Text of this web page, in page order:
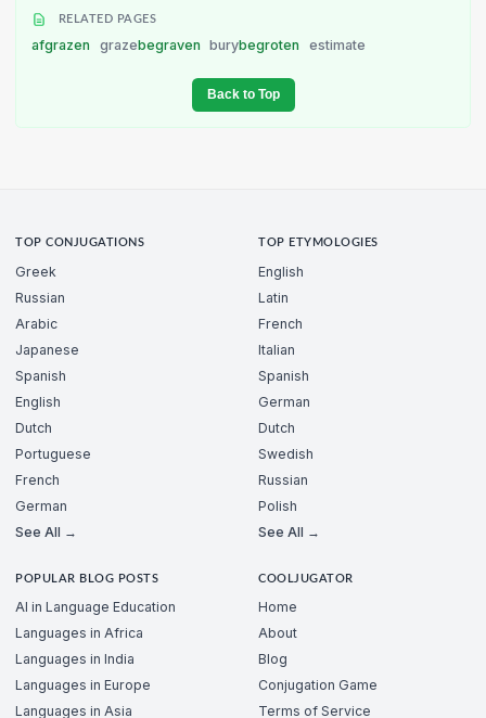
RELATED PAGES
afgrazen grazebegraven burybegroten estimate
Back to Top
TOP CONJUGATIONS
Greek
Russian
Arabic
Japanese
Spanish
English
Dutch
Portuguese
French
German
See All →
TOP ETYMOLOGIES
English
Latin
French
Italian
Spanish
German
Dutch
Swedish
Russian
Polish
See All →
POPULAR BLOG POSTS
AI in Language Education
Languages in Africa
Languages in India
Languages in Europe
Languages in Asia
COOLJUGATOR
Home
About
Blog
Conjugation Game
Terms of Service